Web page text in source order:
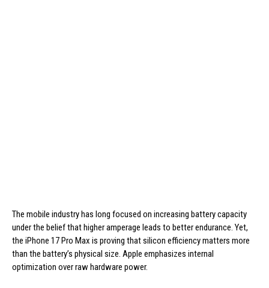
The mobile industry has long focused on increasing battery capacity
under the belief that higher amperage leads to better endurance. Yet,
the iPhone 17 Pro Max is proving that silicon efficiency matters more
than the battery’s physical size. Apple emphasizes internal
optimization over raw hardware power.